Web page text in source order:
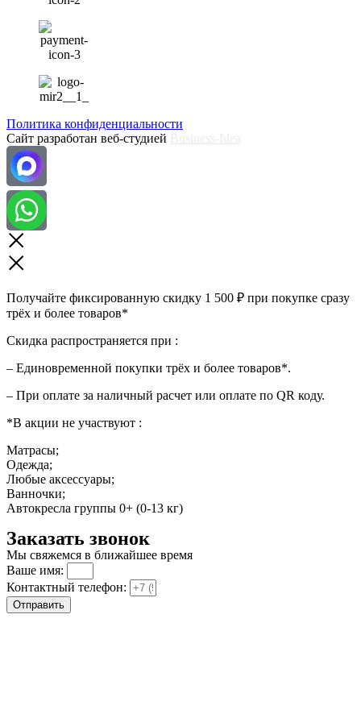
Политика конфиденциальности
Сайт разработан веб-студией
Получайте фиксированную скидку 1 500 ₽ при покупке сразу
трёх и более товаров*
Скидка распространяется при :
– Единовременной покупки трёх и более товаров*.
– При оплате за наличный расчет или оплате по QR коду.
*В акции не участвуют :
Матрасы;
Одежда;
Любые аксессуары;
Ванночки;
Автокресла группы 0+ (0-13 кг)
Заказать звонок
Мы свяжемся в ближайшее время
Ваше имя:
Контактный телефон:
Отправить